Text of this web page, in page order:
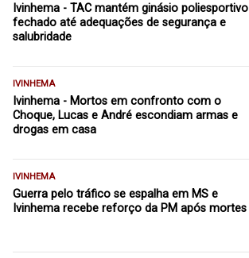
Ivinhema - TAC mantém ginásio poliesportivo
fechado até adequações de segurança e
salubridade
IVINHEMA
Ivinhema - Mortos em confronto com o
Choque, Lucas e André escondiam armas e
drogas em casa
IVINHEMA
Guerra pelo tráfico se espalha em MS e
Ivinhema recebe reforço da PM após mortes